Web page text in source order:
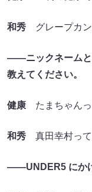
和秀 グレープカン
――ニックネームと
教えてください。
健康 たまちゃんっ
和秀 真田幸村って
――UNDER5 にか